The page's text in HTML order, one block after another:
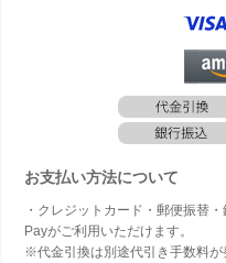
お支払い方法について
・クレジットカード・郵便振替
Payがご利用いただけます。
※代金引換は別途代引き手数料が